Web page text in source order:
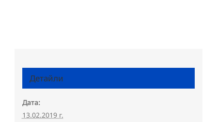
Детайли
Дата:
13.02.2019 г.